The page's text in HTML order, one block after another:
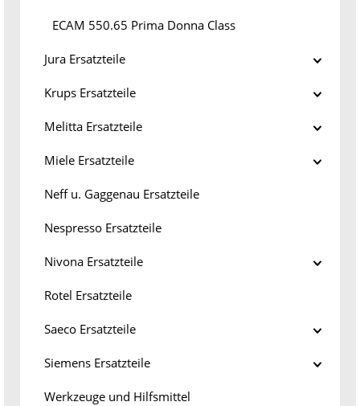
ECAM 550.65 Prima Donna Class
Jura Ersatzteile
Krups Ersatzteile
Melitta Ersatzteile
Miele Ersatzteile
Neff u. Gaggenau Ersatzteile
Nespresso Ersatzteile
Nivona Ersatzteile
Rotel Ersatzteile
Saeco Ersatzteile
Siemens Ersatzteile
Werkzeuge und Hilfsmittel